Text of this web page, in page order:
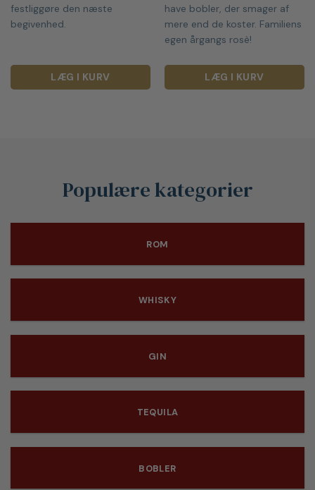
festliggøre den næste
begivenhed.
LÆG I KURV
have bobler, der smager af
mere end de koster. Familiens
egen årgangs rosè!
LÆG I KURV
Populære kategorier
ROM
WHISKY
GIN
TEQUILA
BOBLER